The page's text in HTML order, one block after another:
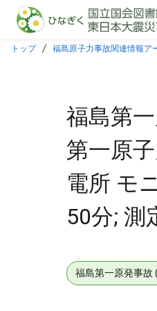
本文に飛ぶ
トップ 福島原子力事故関連情報ア
福島第
第一原
電所 モ
50分; 測
福島第一原発事故